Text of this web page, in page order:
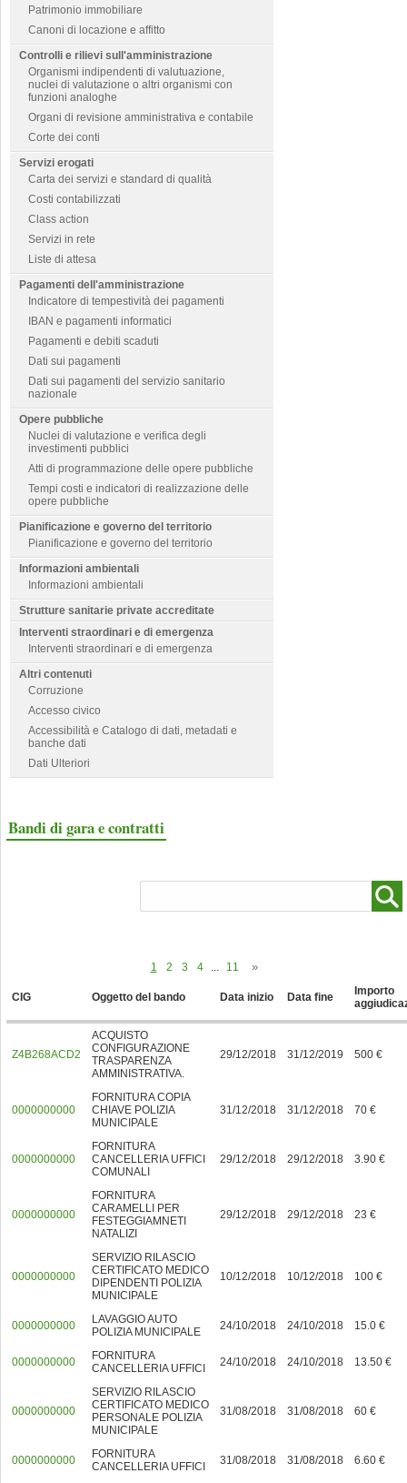
Patrimonio immobiliare
Canoni di locazione e affitto
Controlli e rilievi sull'amministrazione
Organismi indipendenti di valutuazione,
nuclei di valutazione o altri organismi con
funzioni analoghe
Organi di revisione amministrativa e contabile
Corte dei conti
Servizi erogati
Carta dei servizi e standard di qualità
Costi contabilizzati
Class action
Servizi in rete
Liste di attesa
Pagamenti dell'amministrazione
Indicatore di tempestività dei pagamenti
IBAN e pagamenti informatici
Pagamenti e debiti scaduti
Dati sui pagamenti
Dati sui pagamenti del servizio sanitario
nazionale
Opere pubbliche
Nuclei di valutazione e verifica degli
investimenti pubblici
Atti di programmazione delle opere pubbliche
Tempi costi e indicatori di realizzazione delle
opere pubbliche
Pianificazione e governo del territorio
Pianificazione e governo del territorio
Informazioni ambientali
Informazioni ambientali
Strutture sanitarie private accreditate
Interventi straordinari e di emergenza
Interventi straordinari e di emergenza
Altri contenuti
Corruzione
Accesso civico
Accessibilità e Catalogo di dati, metadati e
banche dati
Dati Ulteriori
Bandi di gara e contratti
1 2 3 4 ... 11
CIG Oggetto del bando Data inizio Data fine
Importo
Z4B268ACD2
ACQUISTO
CONFIGURAZIONE
TRASPARENZA
AMMINISTRATIVA.
29/12/2018 31/12/2019 500 €
0000000000
FORNITURA COPIA
CHIAVE POLIZIA
MUNICIPALE
31/12/2018 31/12/2018 70 €
0000000000
FORNITURA
CANCELLERIA UFFICI
COMUNALI
29/12/2018 29/12/2018 3.90 €
0000000000
FORNITURA
CARAMELLI PER
FESTEGGIAMNETI
NATALIZI
29/12/2018 29/12/2018 23 €
0000000000
SERVIZIO RILASCIO
CERTIFICATO MEDICO
DIPENDENTI POLIZIA
MUNICIPALE
10/12/2018 10/12/2018 100 €
0000000000
LAVAGGIO AUTO
POLIZIA MUNICIPALE
24/10/2018 24/10/2018 15.0 €
0000000000
FORNITURA
CANCELLERIA UFFICI
24/10/2018 24/10/2018 13.50 €
0000000000
SERVIZIO RILASCIO
CERTIFICATO MEDICO
PERSONALE POLIZIA
MUNICIPALE
31/08/2018 31/08/2018 60 €
0000000000
FORNITURA
CANCELLERIA UFFICI
31/08/2018 31/08/2018 6.60 €